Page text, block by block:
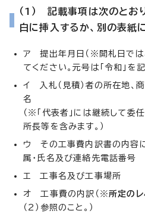
（1） 記載事項は次のとお
白に挿入するか、別の表紙
ア 提出年月日（※開札日では
てください。元号は「令和」を
イ 入札（見積）者の所在地、
名
（※「代表者」には継続して委
所長等を含みます。）
ウ その工事費内訳書の内容
属・氏名及び連絡先電話番号
エ 工事名及び工事場所
オ 工事費の内訳（※所定のレ
（2）参照のこと。）